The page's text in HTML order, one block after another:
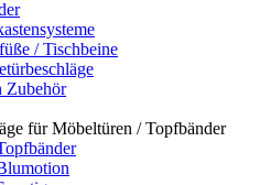
/ Tischbeine
Zubehör
für Möbeltüren / Topfbänder